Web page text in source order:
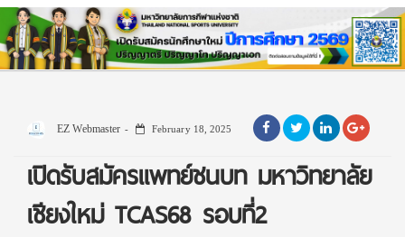
EZ Webmaster February 18, 2025
เปิดรับสมัครแพทย์ชนบท มหาวิทยาลัย
เชียงใหม่ TCAS68 รอบที่2